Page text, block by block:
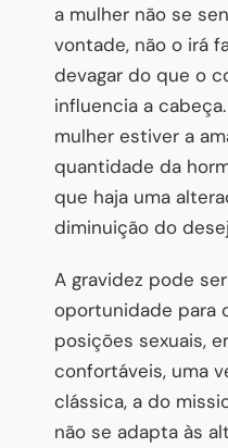
a mulher não se
vontade, não o irá
devagar do que o
influencia a
mulher estiver a
quantidade da
que haja uma
diminuição do
A gravidez pode
oportunidade para
posições sexuais,
confortáveis, uma
clássica, a do
não se adapta às